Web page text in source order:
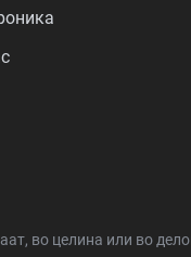
во целина или во